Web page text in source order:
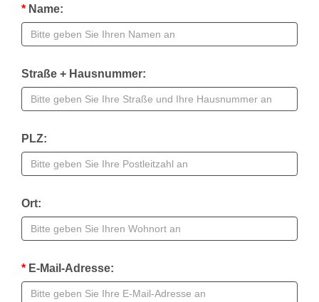
* Name:
Straße + Hausnummer:
PLZ:
Ort:
* E-Mail-Adresse: